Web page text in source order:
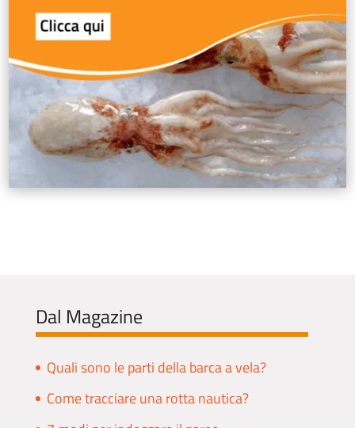
Dal Magazine
Quali sono le parti della barca a vela?
Come tracciare una rotta nautica?